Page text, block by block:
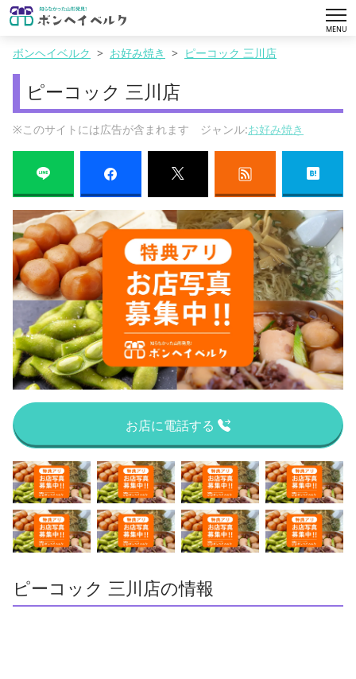
MENU
ボンヘイベルク お好み焼き ピーコック 三川店
ピーコック 三川店
※このサイトには広告が含まれます ジャンル:お好み焼き
お店に電話する
ピーコック 三川店の情報